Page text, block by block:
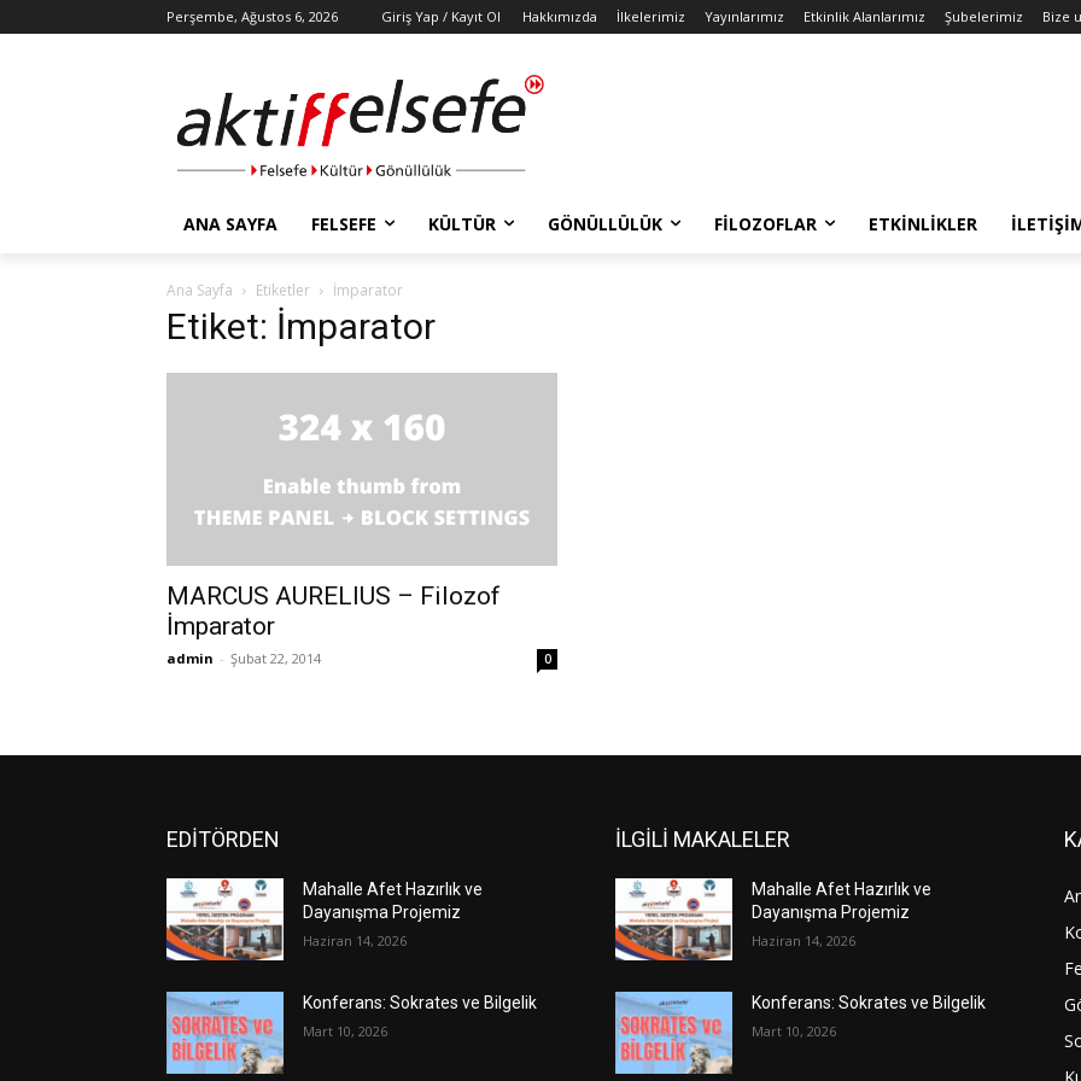
Perşembe, Ağustos 6, 2026 Giriş Yap / Kayıt Ol Hakkımızda İlkelerimiz Yayınlarımız Etkinlik Alanlarımız Şubelerimiz Bize
ANA SAYFA FELSEFE KÜLTÜR GÖNÜLLÜLÜK FILOZOFLAR ETKINLIKLER
Ana Sayfa Etiketler İmparator
Etiket: İmparator
MARCUS AURELIUS – Filozof
İmparator
admin - Şubat 22, 2014 0
EDİTÖRDEN
Mahalle Afet Hazırlık ve
Dayanışma Projemiz
Haziran 14, 2026
Konferans: Sokrates ve Bilgelik
Mart 10, 2026
İLGİLİ MAKALELER
Mahalle Afet Hazırlık ve
Dayanışma Projemiz
Haziran 14, 2026
Konferans: Sokrates ve Bilgelik
Mart 10, 2026